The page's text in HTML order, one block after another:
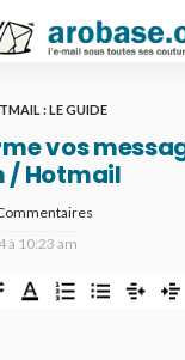
: LE GUIDE
vos
/ Hotmail
à 10:23 am